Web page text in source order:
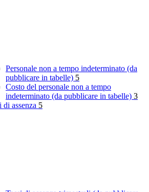
Personale non a tempo indeterminato (da
pubblicare in tabelle) 5
Costo del personale non a tempo
indeterminato (da pubblicare in tabelle) 3
di assenza 5